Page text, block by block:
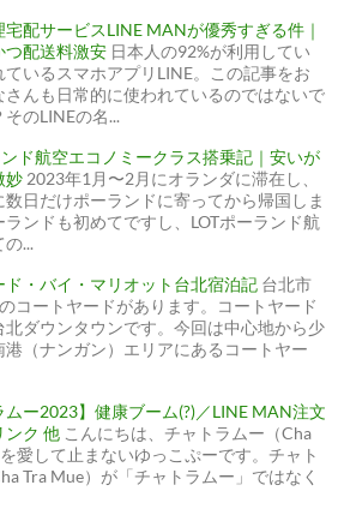
宅配サービスLINE MANが優秀すぎる件｜
つ配送料激安 日本人の92%が利用してい
ているスマホアプリLINE。この記事をお
さんも日常的に使われているのではないで
そのLINEの名...
ンド航空エコノミークラス搭乗記｜安いが
妙 2023年1月〜2月にオランダに滞在し、
数日だけポーランドに寄ってから帰国しま
ランドも初めてですし、LOTポーランド航
...
ド・バイ・マリオット台北宿泊記 台北市
コートヤードがあります。コートヤード
北ダウンタウンです。今回は中心地から少
港（ナンガン）エリアにあるコートヤー
ムー2023】健康ブーム(?)／LINE MAN注文
ンク 他 こんにちは、チャトラムー（Cha
愛して止まないゆっこぷーです。チャト
Tra Mue）が「チャトラムー」ではなく